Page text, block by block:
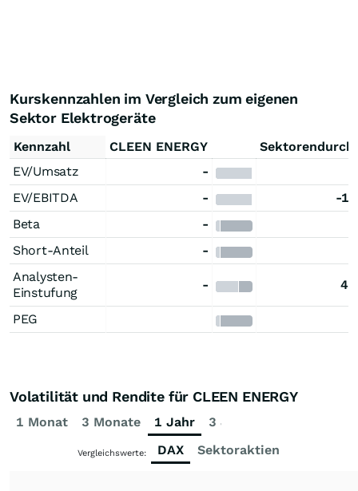
Kurskennzahlen im Vergleich zum eigenen
Sektor Elektrogeräte
Kennzahl CLEEN ENERGY
EV/Umsatz
-
EV/EBITDA
-
-
Beta
-
Short-Anteil
-
Analysten-
Einstufung
-
PEG
Volatilität und Rendite für CLEEN ENERGY
1 Monat 3 Monate 1 Jahr 3 Jahre
Vergleichswerte: DAX Sektoraktien